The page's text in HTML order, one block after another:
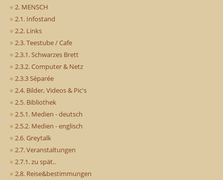
2. MENSCH
2.1. Infostand
2.2. Links
2.3. Teestube / Cafe
2.3.1. Schwarzes Brett
2.3.2. Computer & Netz
2.3.3 Séparée
2.4. Bilder, Videos & Pic's
2.5. Bibliothek
2.5.1. Medien - deutsch
2.5.2. Medien - englisch
2.6. Greytalk
2.7. Veranstaltungen
2.7.1. zu spät..
2.8. Reise&bestimmungen